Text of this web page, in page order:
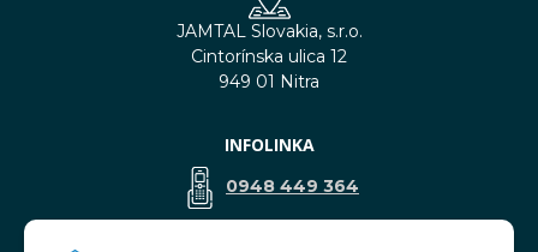
JAMTAL Slovakia, s.r.o.
Cintorínska ulica 12
949 01 Nitra
INFOLINKA
0948 449 364